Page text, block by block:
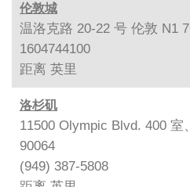
伦敦城
温洛克路 20-22 号 伦敦 N1
1604744100
距离 英里
洛杉矶
11500 Olympic Blvd. 400 室
90064
(949) 387-5808